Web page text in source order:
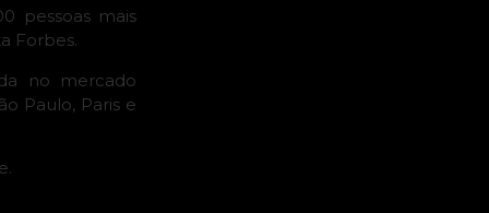
pessoas mais
Forbes.
no mercado
Paulo, Paris e